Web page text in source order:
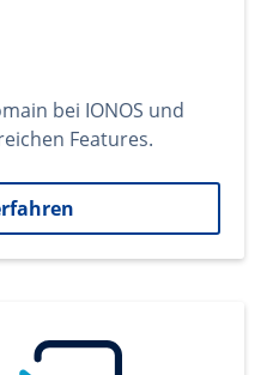
bei IONOS und
Features.